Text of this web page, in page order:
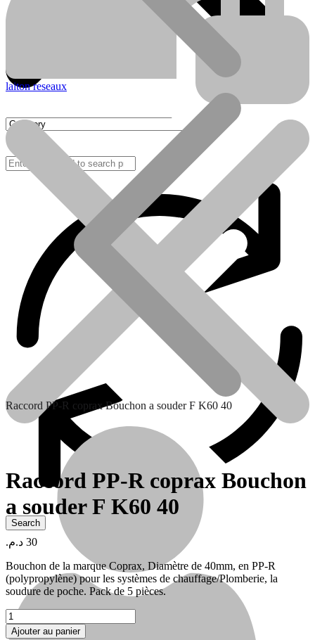
Contactez nous
laiton reseaux
Raccord PP-R coprax Bouchon a souder F K60 40
Raccord PP-R coprax Bouchon
a souder F K60 40
30 د.م.
Bouchon de la marque Coprax, Diamètre de 40mm, en PP-R
(polypropylène) pour les systèmes de chauffage/Plomberie, la
soudure de poche. Pack de 5 pièces.
quantité
deAjouter au panier